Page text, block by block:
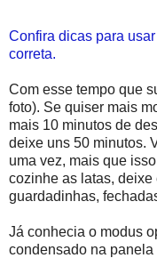
Confira dicas para
correta.
Com esse tempo que
foto). Se quiser mais
mais 10 minutos de
deixe uns 50 minutos.
uma vez, mais que
cozinhe as latas,
guardadinhas,
Já conhecia o modus
condensado na panela